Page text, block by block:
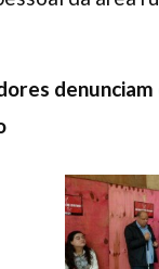
denunciam